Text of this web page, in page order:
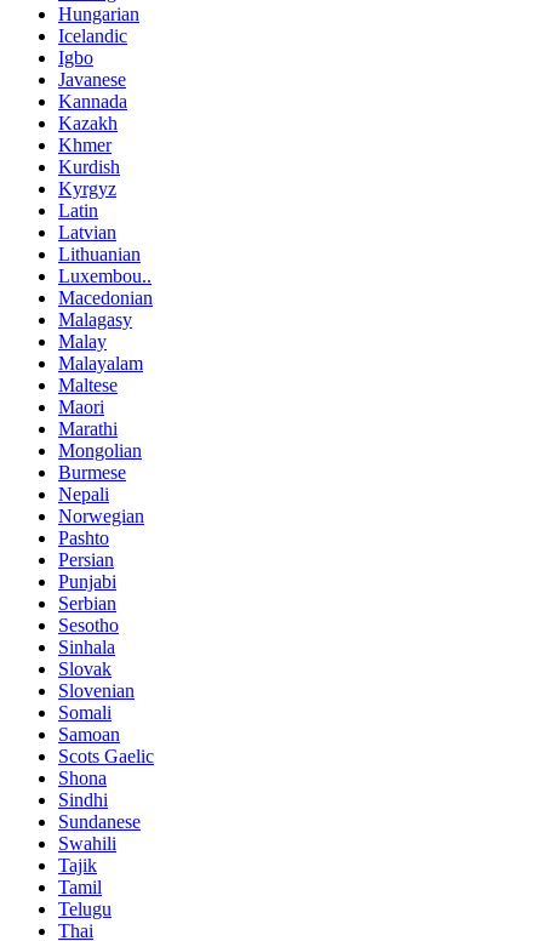
Hungarian
Icelandic
Igbo
Javanese
Kannada
Kazakh
Khmer
Kurdish
Kyrgyz
Latin
Latvian
Lithuanian
Luxembou..
Macedonian
Malagasy
Malay
Malayalam
Maltese
Maori
Marathi
Mongolian
Burmese
Nepali
Norwegian
Pashto
Persian
Punjabi
Serbian
Sesotho
Sinhala
Slovak
Slovenian
Somali
Samoan
Scots Gaelic
Shona
Sindhi
Sundanese
Swahili
Tajik
Tamil
Telugu
Thai